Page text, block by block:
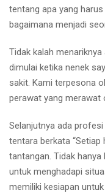
tentang apa yang
bagaimana menjadi
Tidak kalah
dimulai ketika nenek
sakit. Kami terpesona
perawat yang merawat
Selanjutnya ada
tentara berkata
tantangan. Tidak
untuk menghadapi
memiliki kesiapan